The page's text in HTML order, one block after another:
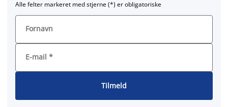
Alle felter markeret med stjerne (*) er obligatoriske
Fornavn
E-mail *
Tilmeld